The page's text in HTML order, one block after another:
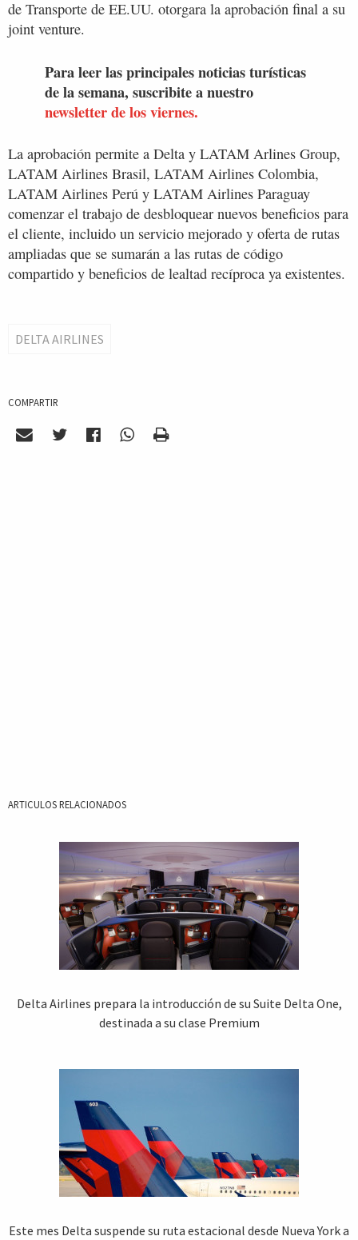
de Transporte de EE.UU. otorgara la aprobación final a su
joint venture.
Para leer las principales noticias turísticas
de la semana, suscribite a nuestro
newsletter de los viernes.
La aprobación permite a Delta y LATAM Arlines Group,
LATAM Airlines Brasil, LATAM Airlines Colombia,
LATAM Airlines Perú y LATAM Airlines Paraguay
comenzar el trabajo de desbloquear nuevos beneficios para
el cliente, incluido un servicio mejorado y oferta de rutas
ampliadas que se sumarán a las rutas de código
compartido y beneficios de lealtad recíproca ya existentes.
DELTA AIRLINES
COMPARTIR
ARTICULOS RELACIONADOS
Delta Airlines prepara la introducción de su Suite Delta One,
destinada a su clase Premium
Este mes Delta suspende su ruta estacional desde Nueva York a